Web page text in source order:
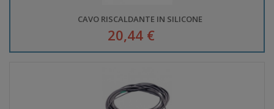
CAVO RISCALDANTE IN SILICONE
20,44 €